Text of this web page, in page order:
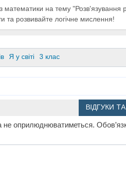
математики на тему "Розв'язування
та розвивайте логічне мислення!
Я у світі 3 клас
ВІДГУКИ
оприлюднюватиметься.